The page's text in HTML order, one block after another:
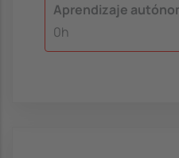
Aprendizaje
0h